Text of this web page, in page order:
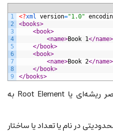
1
2
3
4
5
6
7
8
9
<?xml version="1.0"
<books>
<book>
<name>Book 1</name>
</book>
<book>
<name>Book 2</name>
</book>
</books>
در مثال بالا، عنصر <books> عنصر ریشه‌ای یا Root Element به
در نام یا تعداد یا ساختار